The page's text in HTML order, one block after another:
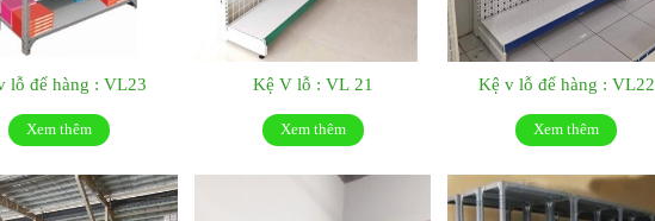
lỗ để hàng : VL23
Xem thêm
Kệ V lỗ : VL 21
Xem thêm
Kệ v lỗ để hàng : VL22
Xem thêm